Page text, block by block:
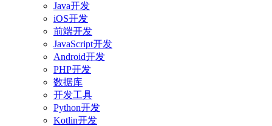
Java开发
iOS开发
前端开发
JavaScript开发
Android开发
PHP开发
数据库
开发工具
Python开发
Kotlin开发